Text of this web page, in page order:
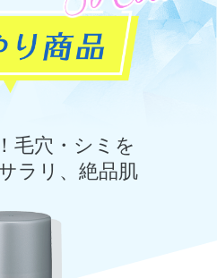
毛穴・シミを
ラリ、絶品肌